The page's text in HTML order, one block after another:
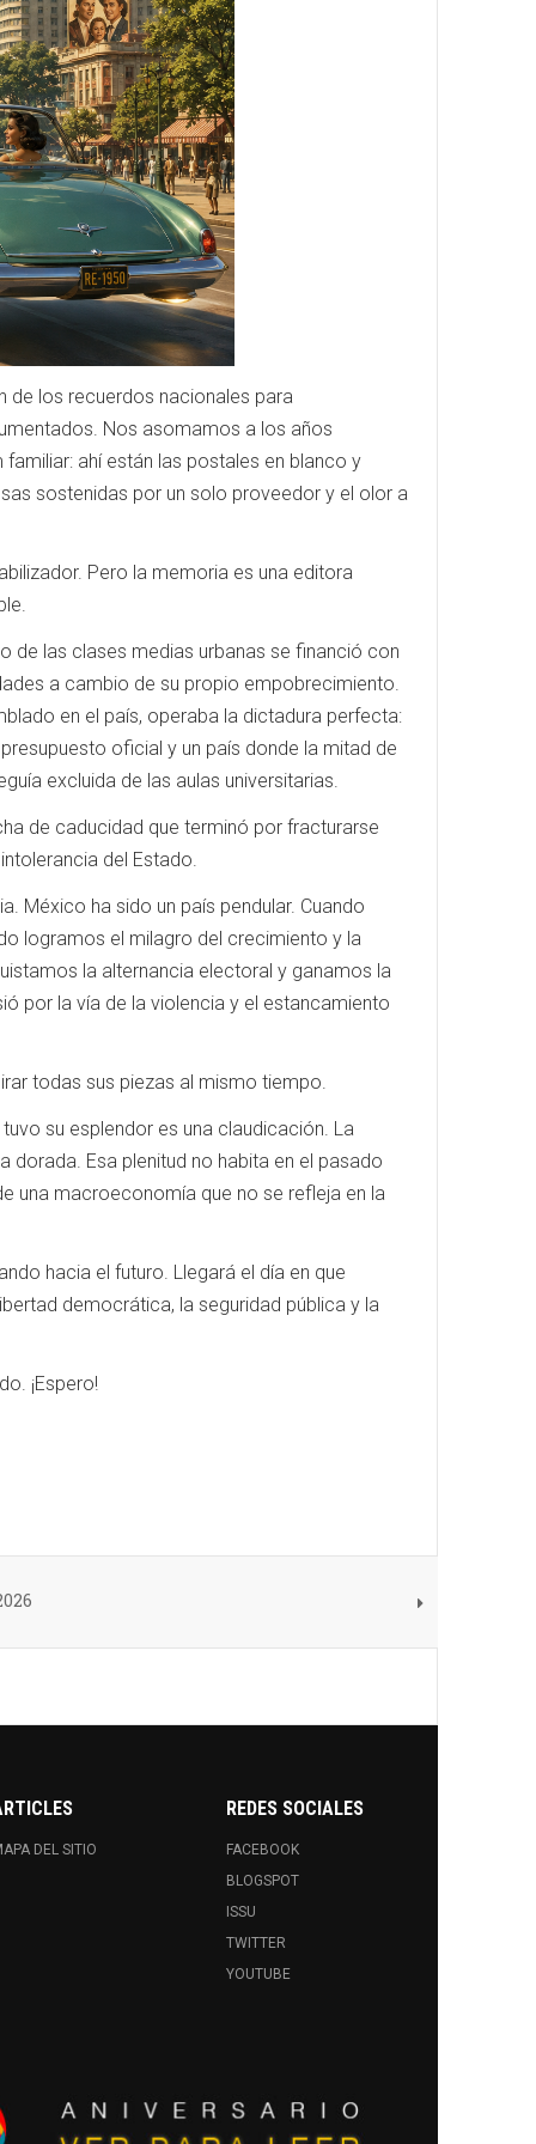
de los recuerdos nacionales para
Nos asomamos a los años
ahí están las postales en blanco y
sostenidas por un solo proveedor y el olor a
Pero la memoria es una editora
de las clases medias urbanas se financió con
a cambio de su propio empobrecimiento.
en el país, operaba la dictadura perfecta:
oficial y un país donde la mitad de
excluida de las aulas universitarias.
de caducidad que terminó por fracturarse
del Estado.
México ha sido un país pendular. Cuando
logramos el milagro del crecimiento y la
la alternancia electoral y ganamos la
por la vía de la violencia y el estancamiento
todas sus piezas al mismo tiempo.
su esplendor es una claudicación. La
dorada. Esa plenitud no habita en el pasado
una macroeconomía que no se refleja en la
hacia el futuro. Llegará el día en que
democrática, la seguridad pública y la
¡Espero!
DEL SITIO
REDES SOCIALES
FACEBOOK
BLOGSPOT
ISSU
TWITTER
YOUTUBE